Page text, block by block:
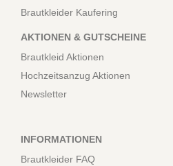
Brautkleider Kaufering
AKTIONEN & GUTSCHEINE
Brautkleid Aktionen
Hochzeitsanzug Aktionen
Newsletter
INFORMATIONEN
Brautkleider FAQ